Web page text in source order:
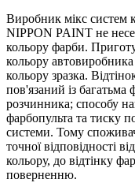
Виробник мікс систем
NIPPON PAINT не несе
кольору фарби.
кольору автовиробника
кольору зразка.
пов'язаний із багатьма
розчинника; способу
фарбопульта та тиску
системи. Тому
точної відповідності
кольору, до відтінку
поверненню.